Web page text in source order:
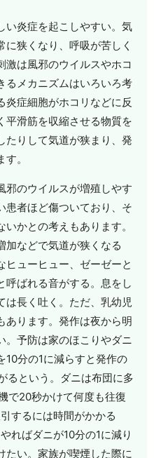
い炎症を起こしやすい。気
狭くなり、呼吸が苦しく
激は風邪のウイルスやホコ
るメカニズムはいろいろ考
炎症細胞がホコリなどに反
平滑筋を収縮させる物質を
たりして気道が狭まり、発
。
邪のウイルスが増殖しやす
患者ほど傷ついており、そ
かとの考えもあります。
加などで気道が狭くなる
ヒューヒュー、ゼーゼーと
呼ばれる音がする。息をし
は長く吐く。ただ、乳幼児
あります。発作は夜から明
。予防は家のほこりやダニ
10分の1に減らすと発作の
るという。ダニは布団に多
で20秒かけて何度も往復
するには時間がかかる
ればダニが10分の1に減り
たい。家族が喫煙した際に